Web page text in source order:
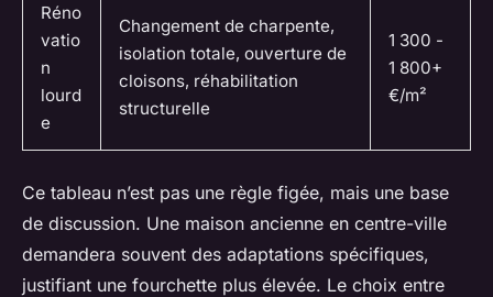
Réno
vatio
n
lourd
e
Changement de charpente,
isolation totale, ouverture de
cloisons, réhabilitation
structurelle
1 300 -
1 800+
€/m²
Ce tableau n’est pas une règle figée, mais une base
de discussion. Une maison ancienne en centre-ville
demandera souvent des adaptations spécifiques,
justifiant une fourchette plus élevée. Le choix entre